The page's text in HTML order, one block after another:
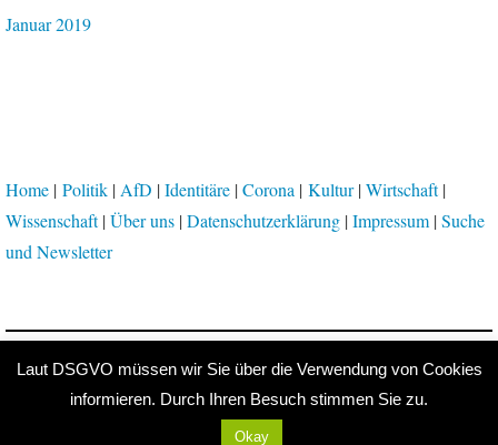
Januar 2019
Home |Politik | AfD |Identitäre |Corona |Kultur|Wirtschaft|
Wissenschaft|Über uns |Datenschutzerklärung |Impressum |Suche
und Newsletter
Laut DSGVO müssen wir Sie über die Verwendung von Cookies